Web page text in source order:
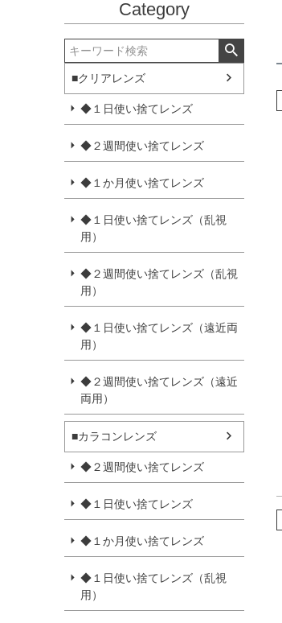
Category
■クリアレンズ
◆１日使い捨てレンズ
◆２週間使い捨てレンズ
◆１か月使い捨てレンズ
◆１日使い捨てレンズ（乱視
用）
◆２週間使い捨てレンズ（乱視
用）
◆１日使い捨てレンズ（遠近両
用）
◆２週間使い捨てレンズ（遠近
両用）
■カラコンレンズ
◆２週間使い捨てレンズ
◆１日使い捨てレンズ
◆１か月使い捨てレンズ
◆１日使い捨てレンズ（乱視
用）